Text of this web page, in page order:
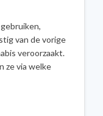
van de vorige
veroorzaakt.
ze via welke